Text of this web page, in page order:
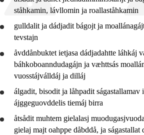
7. jahkedáse
10. jahkedáse
Jo1 YF
Jo1 SF
ståhkamin, lávllomin ja roallaståhkamin
gulldalit ja dádjadit bágojt ja
tevstajn
åvddånbuktet ietjasa dádjadahtte láhkáj
báhkoboanndudagájn ja væhttsás
vuosstájválldáj ja dilláj
álgadit, bisodit ja låhpadit ságastallamav
ájggeguovddelis tiemáj birra
åtsådit muhtem gielalasj
gielaj majt oahppe dåbddå, ja ságastallat